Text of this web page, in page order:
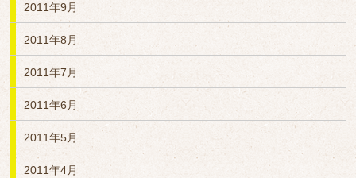
2011年9月
2011年8月
2011年7月
2011年6月
2011年5月
2011年4月